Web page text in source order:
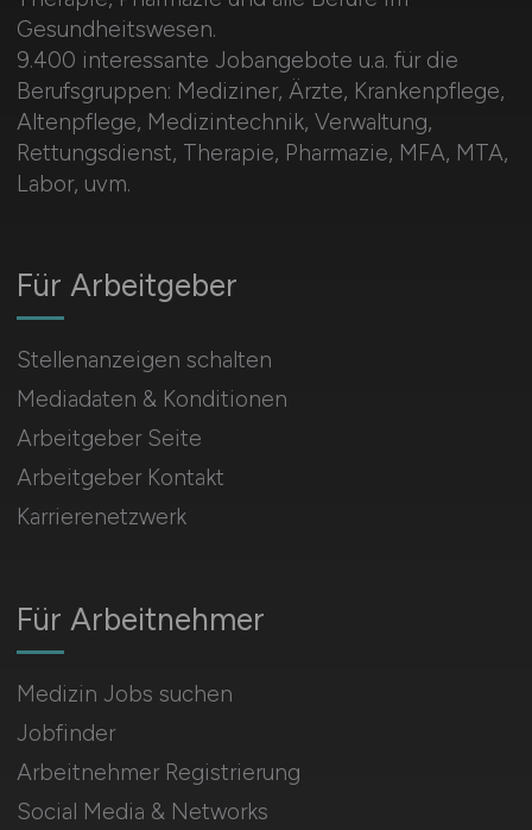
Gesundheitswesen.
9.400 interessante Jobangebote u.a. für die
Berufsgruppen: Mediziner, Ärzte, Krankenpflege,
Altenpflege, Medizintechnik, Verwaltung,
Rettungsdienst, Therapie, Pharmazie, MFA, MTA,
Labor, uvm.
Für Arbeitnehmer
Medizin Jobs suchen
Jobfinder
Arbeitnehmer Registrierung
Social Media & Networks
Für Arbeitgeber
Stellenanzeigen schalten
Mediadaten & Konditionen
Arbeitgeber Seite
Arbeitgeber Kontakt
Karrierenetzwerk